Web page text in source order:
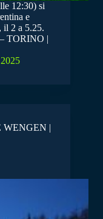
12:30) si
e
il 2 a 5.25.
TORINO |
|